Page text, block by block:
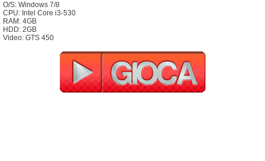
O/S: Windows 7/8
CPU: Intel Core i3-530
RAM: 4GB
HDD: 2GB
Video: GTS 450